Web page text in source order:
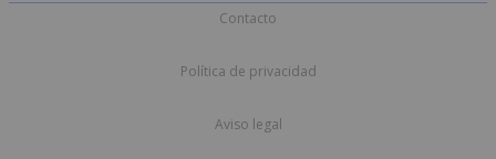
Contacto
Política de privacidad
Aviso legal